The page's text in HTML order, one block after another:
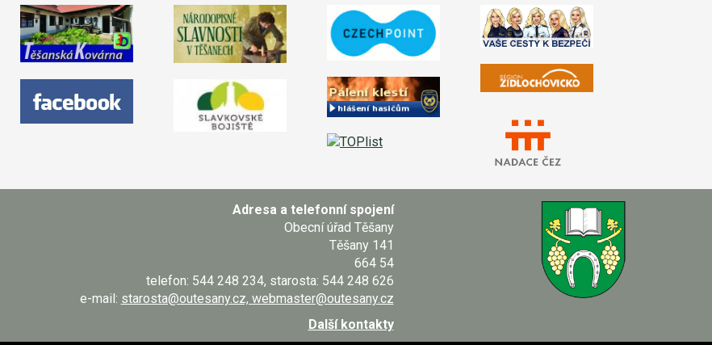
Adresa a telefonní spojení
Obecní úřad Těšany
Těšany 141
664 54
telefon: 544 248 234, starosta: 544 248 626
e-mail: starosta@outesany.cz, webmaster@outesany.cz
Další kontakty